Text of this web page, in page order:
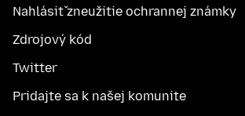
Nahlásiť zneužitie ochrannej známky
Zdrojový kód
Twitter
Pridajte sa k našej komunite